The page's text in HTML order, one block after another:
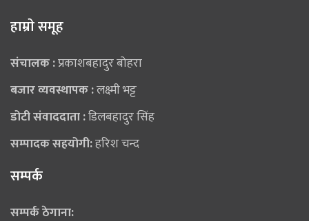
हाम्राे समूह
संचालक :प्रकाशबहादुर बोहरा
बजार व्यवस्थापक :लक्ष्मी भट्ट
डोटी संवाददाता :डिलबहादुर सिंह
सम्पादक सहयोगी:हरिश चन्द
सम्पर्क
सम्पर्क ठेगाना: